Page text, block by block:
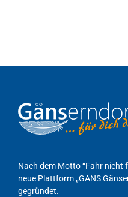
Nach dem Motto “Fahr nicht
neue Plattform „GANS
gegründet.